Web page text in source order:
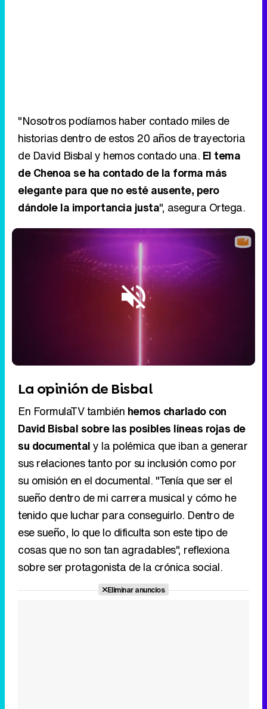
"Nosotros podíamos haber contado miles de
historias dentro de estos 20 años de trayectoria
de David Bisbal y hemos contado una. El tema
de Chenoa se ha contado de la forma más
elegante para que no esté ausente, pero
dándole la importancia justa", asegura Ortega.
La opinión de Bisbal
En FormulaTV también hemos charlado con
David Bisbal sobre las posibles líneas rojas de
su documentaly la polémica que iban a generar
sus relaciones tanto por su inclusión como por
su omisión en el documental. "Tenía que ser el
sueño dentro de mi carrera musical y cómo he
tenido que luchar para conseguirlo. Dentro de
ese sueño, lo que lo dificulta son este tipo de
cosas que no son tan agradables", reflexiona
sobre ser protagonista de la crónica social.
Eliminar anuncios